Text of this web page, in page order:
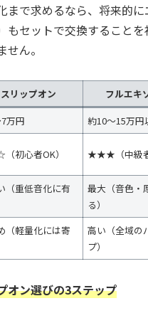
まで求めるなら、将来的に
もセットで交換すること
ん。
スリップオン
フルエキ
万円
約10〜15万円
初心者OK） ★★★（中級者
（重低音化に有
最大（音色・
る）
（軽量化には寄
高い（全域の
プ）
オン選びの3ステップ